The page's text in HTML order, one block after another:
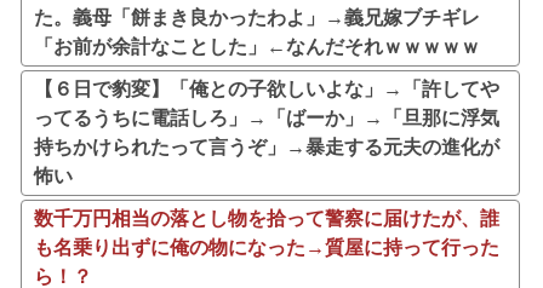
た。義母「餅まき良かったわよ」→義兄嫁ブチギレ
「お前が余計なことした」←なんだそれｗｗｗｗｗ
【６日で豹変】「俺との子欲しいよな」→「許してや
ってるうちに電話しろ」→「ばーか」→「旦那に浮気
持ちかけられたって言うぞ」→暴走する元夫の進化が
怖い
数千万円相当の落とし物を拾って警察に届けたが、誰
も名乗り出ずに俺の物になった→質屋に持って行った
ら！？